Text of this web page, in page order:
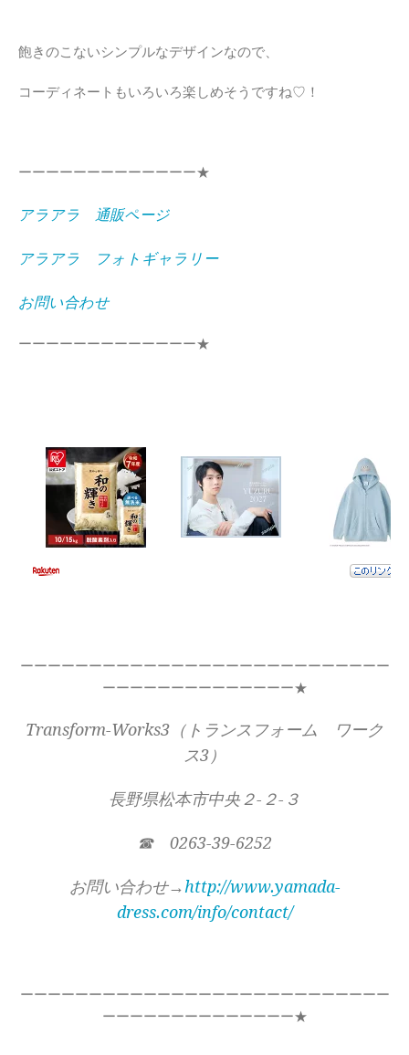
飽きのこないシンプルなデザインなので、
コーディネートもいろいろ楽しめそうですね♡！
ーーーーーーーーーーーーー★
アラアラ 通販ページ
アラアラ フォトギャラリー
お問い合わせ
ーーーーーーーーーーーーー★
ーーーーーーーーーーーーーーーーーーーーーーーーーーー
ーーーーーーーーーーーーーー★
Transform-Works3（トランスフォーム ワーク
ス3）
長野県松本市中央２-２-３
☎ 0263-39-6252
お問い合わせ→http://www.yamada-
dress.com/info/contact/
ーーーーーーーーーーーーーーーーーーーーーーーーーーー
ーーーーーーーーーーーーーー★